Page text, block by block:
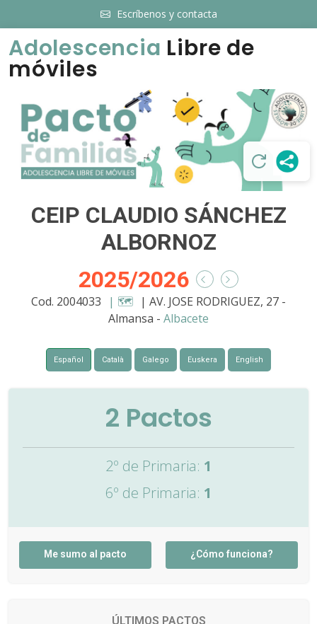
Escríbenos y contacta
Adolescencia Libre de
móviles
CEIP CLAUDIO SÁNCHEZ
ALBORNOZ
2025/2026
Cod. 2004033 | 🗺️ | AV. JOSE RODRIGUEZ, 27 -
Almansa - Albacete
Español Català Galego Euskera English
2 Pactos
2º de Primaria: 1
6º de Primaria: 1
Me sumo al pacto ¿Cómo funciona?
ÚLTIMOS PACTOS